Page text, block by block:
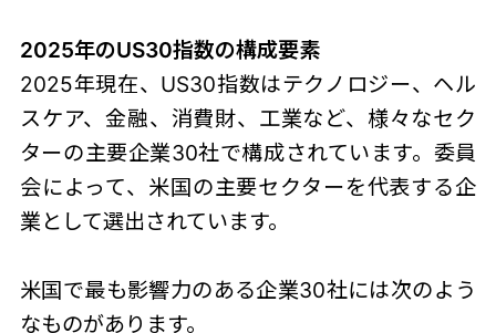
2025年のUS30指数の構成要素
2025年現在、 US30指数はテクノロジー、ヘル
スケア、金融、消費財、工業など、様々なセク
ターの主要企業30社で構成されています。委員
会によって、米国の主要セクターを代表する企
業として選出されています。
米国で最も影響力のある企業30社には次のよう
なものがあります。